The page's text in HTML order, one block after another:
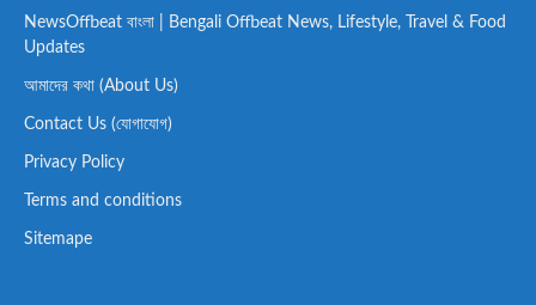
NewsOffbeat বাংলা | Bengali Offbeat News, Lifestyle, Travel & Food
Updates
আমাদের কথা (About Us)
Contact Us (যোগাযোগ)
Privacy Policy
Terms and conditions
Sitemape